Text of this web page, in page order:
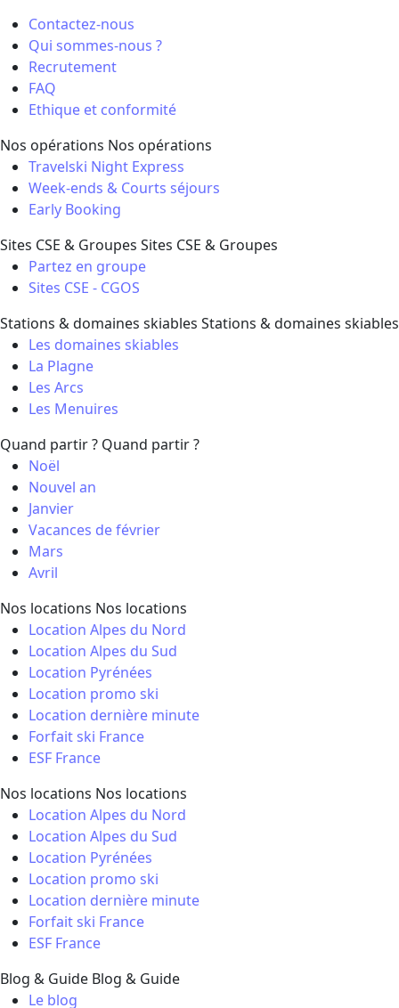
Contactez-nous
Qui sommes-nous ?
Recrutement
FAQ
Ethique et conformité
Nos opérations Nos opérations
Travelski Night Express
Week-ends & Courts séjours
Early Booking
Sites CSE & Groupes Sites CSE & Groupes
Partez en groupe
Sites CSE - CGOS
Stations & domaines skiables Stations & domaines skiables
Les domaines skiables
La Plagne
Les Arcs
Les Menuires
Quand partir ? Quand partir ?
Noël
Nouvel an
Janvier
Vacances de février
Mars
Avril
Nos locations Nos locations
Location Alpes du Nord
Location Alpes du Sud
Location Pyrénées
Location promo ski
Location dernière minute
Forfait ski France
ESF France
Nos locations Nos locations
Location Alpes du Nord
Location Alpes du Sud
Location Pyrénées
Location promo ski
Location dernière minute
Forfait ski France
ESF France
Blog & Guide Blog & Guide
Le blog